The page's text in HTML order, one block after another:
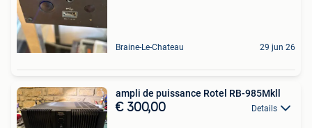
Braine-Le-Chateau 29 jun 26
ampli de puissance Rotel RB-985Mkll
€ 300,00 Details